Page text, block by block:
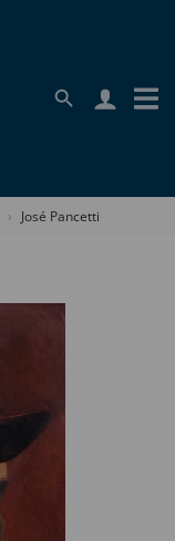
José Pancetti